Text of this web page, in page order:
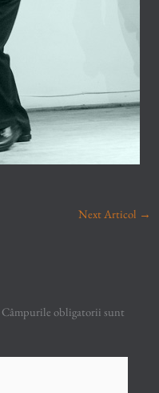
Next Articol →
Câmpurile obligatorii sunt